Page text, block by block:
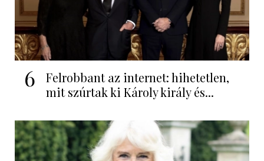
6
Felrobbant az internet: hihetetlen,
mit szúrtak ki Károly király és...